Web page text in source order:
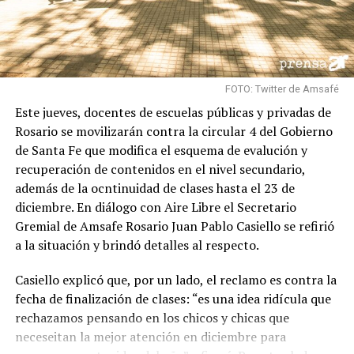
FOTO: Twitter de Amsafé
Este jueves, docentes de escuelas públicas y privadas de
Rosario se movilizarán contra la circular 4 del Gobierno
de Santa Fe que modifica el esquema de evalución y
recuperación de contenidos en el nivel secundario,
además de la ocntinuidad de clases hasta el 23 de
diciembre. En diálogo con Aire Libre el Secretario
Gremial de Amsafe Rosario Juan Pablo Casiello se refirió
a la situación y brindó detalles al respecto.
Casiello explicó que, por un lado, el reclamo es contra la
fecha de finalización de clases: “es una idea ridícula que
rechazamos pensando en los chicos y chicas que
neceseitan la mejor atención en diciembre para